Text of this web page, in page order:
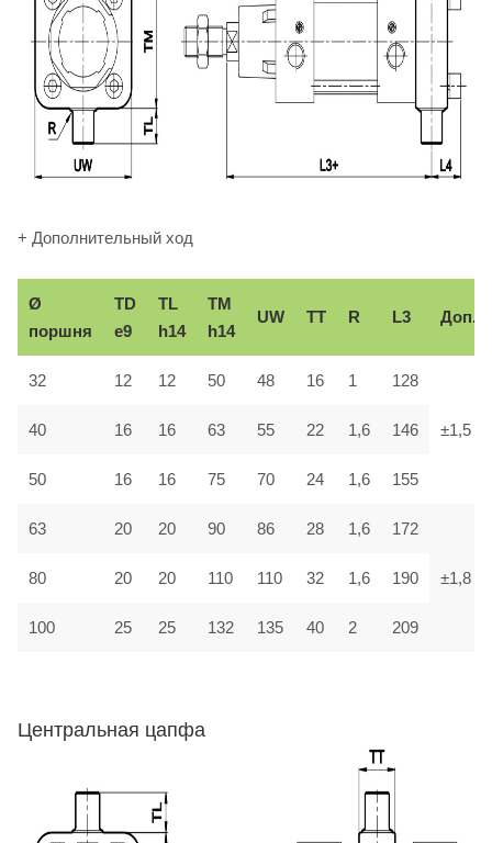
+ Дополнительный ход
Ø
поршня
TD
e9
TL
h14
TM
h14
UW TT R L3 Доп.
32 12 12 50 48 16 1 128
±1,5
40 16 16 63 55 22 1,6 146
50 16 16 75 70 24 1,6 155
63 20 20 90 86 28 1,6 172
±1,8
80 20 20 110 110 32 1,6 190
100 25 25 132 135 40 2 209
Центральная цапфа